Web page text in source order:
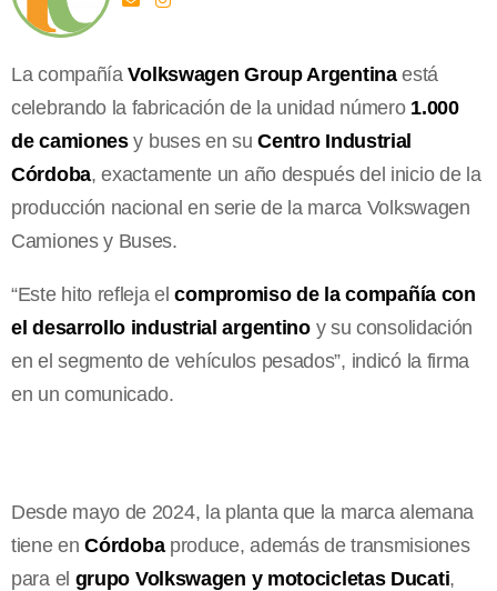
La compañíaVolkswagen Group Argentinaestá
celebrando la fabricación de la unidad número 1.000
de camionesy buses en suCentro Industrial
Córdoba, exactamente un año después del inicio de la
producción nacional en serie de la marca Volkswagen
Camiones y Buses.
“Este hito refleja elcompromiso de la compañía con
el desarrollo industrial argentinoy su consolidación
en el segmento de vehículos pesados”, indicó la firma
en un comunicado.
Desde mayo de 2024, la planta que la marca alemana
tiene enCórdobaproduce, además de transmisiones
para el grupo Volkswagen y motocicletas Ducati,